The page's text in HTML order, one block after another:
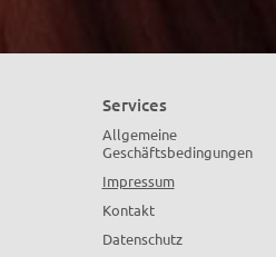
Services
Allgemeine
Geschäftsbedingungen
Impressum
Kontakt
Datenschutz